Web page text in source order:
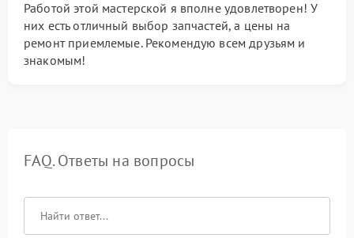
Работой этой мастерской я вполне удовлетворен! У
них есть отличный выбор запчастей, а цены на
ремонт приемлемые. Рекомендую всем друзьям и
знакомым!
FAQ. Ответы на вопросы